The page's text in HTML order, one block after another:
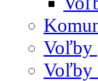
Voľby
Voľby